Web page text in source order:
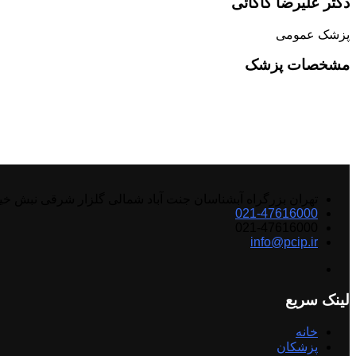
پزشک عمومی
مشخصات پزشک
021-47616000
info@pcip.ir
لینک سریع
خانه
پزشکان